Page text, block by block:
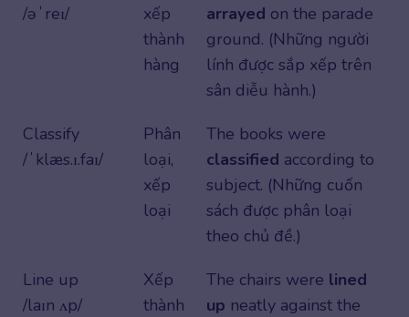
/əˈreɪ/
xếp
thành
hàng
arrayed on the parade
ground. (Những người
lính được sắp xếp trên
sân diễu hành.)
Classify
/ˈklæs.ɪ.faɪ/
Phân
loại,
xếp
loại
The books were
classified according to
subject. (Những cuốn
sách được phân loại
theo chủ đề.)
Line up
/laɪn ʌp/
Xếp
thành
The chairs were lined
up neatly against the